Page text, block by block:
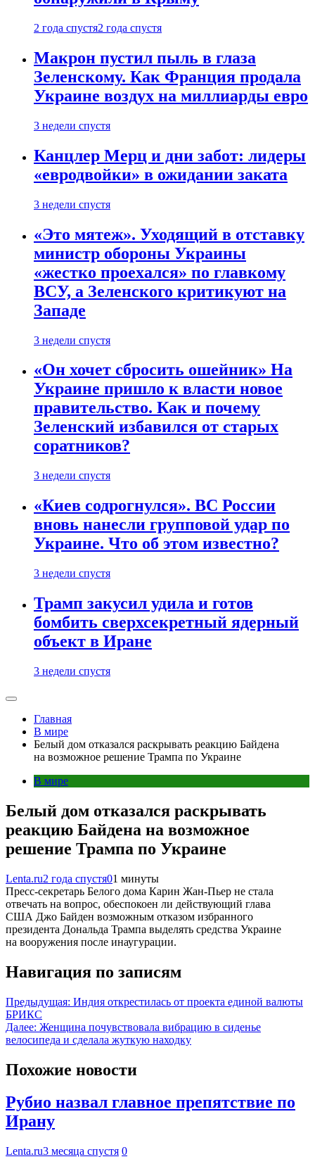
2 года спустя2 года спустя
Макрон пустил пыль в глаза
Зеленскому. Как Франция продала
Украине воздух на миллиарды евро
3 недели спустя
Канцлер Мерц и дни забот: лидеры
«евродвойки» в ожидании заката
3 недели спустя
«Это мятеж». Уходящий в отставку
министр обороны Украины
«жестко проехался» по главкому
ВСУ, а Зеленского критикуют на
Западе
3 недели спустя
«Он хочет сбросить ошейник» На
Украине пришло к власти новое
правительство. Как и почему
Зеленский избавился от старых
соратников?
3 недели спустя
«Киев содрогнулся». ВС России
вновь нанесли групповой удар по
Украине. Что об этом известно?
3 недели спустя
Трамп закусил удила и готов
бомбить сверхсекретный ядерный
объект в Иране
3 недели спустя
Главная
В мире
Белый дом отказался раскрывать реакцию Байдена
на возможное решение Трампа по Украине
В мире
Белый дом отказался раскрывать
реакцию Байдена на возможное
решение Трампа по Украине
Lenta.ru2 года спустя01 минуты
Пресс-секретарь Белого дома Карин Жан-Пьер не стала
отвечать на вопрос, обеспокоен ли действующий глава
США Джо Байден возможным отказом избранного
президента Дональда Трампа выделять средства Украине
на вооружения после инаугурации.
Навигация по записям
Предыдущая: Индия открестилась от проекта единой валюты
БРИКС
Далее: Женщина почувствовала вибрацию в сиденье
велосипеда и сделала жуткую находку
Похожие новости
Рубио назвал главное препятствие по
Ирану
Lenta.ru3 месяца спустя 0